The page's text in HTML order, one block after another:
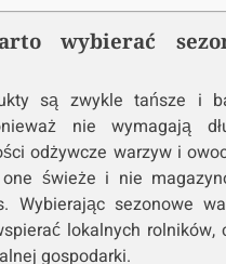
wybierać
są zwykle tańsze i
nie wymagają
odżywcze warzyw i
świeże i nie
Wybierając sezonowe
lokalnych rolników,
gospodarki.